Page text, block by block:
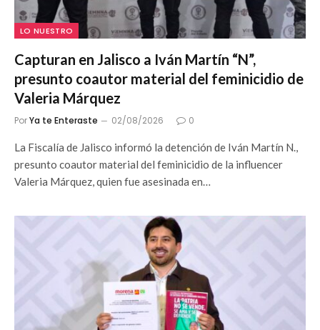
LO NUESTRO
Capturan en Jalisco a Iván Martín “N”,
presunto coautor material del feminicidio de
Valeria Márquez
PorYa te Enteraste 02/08/2026 0
La Fiscalía de Jalisco informó la detención de Iván Martín N.,
presunto coautor material del feminicidio de la influencer
Valeria Márquez, quien fue asesinada en…